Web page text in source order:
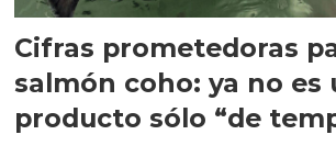
Cifras prometedoras
salmón coho: ya no es
producto sólo “de